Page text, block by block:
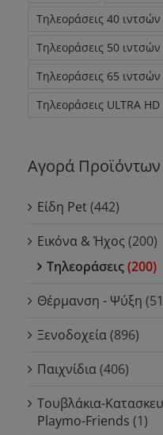
Τηλεοράσεις 40 ιντσών
Τηλεοράσεις 50 ιντσών
Τηλεοράσεις 65 ιντσών
Τηλεοράσεις ULTRA HD
Αγορά Προϊόντων
Είδη Pet(442)
Εικόνα & Ήχος (200)
Τηλεοράσεις(200)
Θέρμανση - Ψύξη
Ξενοδοχεία(896)
Παιχνίδια(406)
Τουβλάκια-
Playmo-Friends (1)